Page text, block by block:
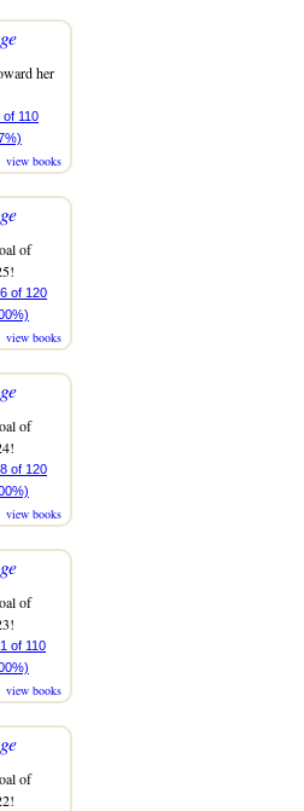
her
of 110
view books
of
of 120
view books
of
of 120
view books
of
of 110
view books
of